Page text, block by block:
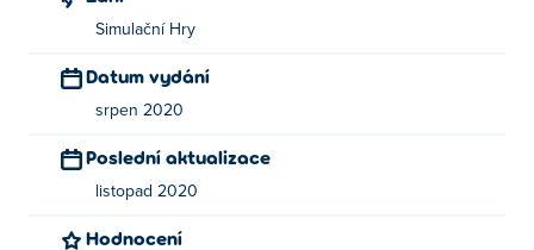
Simulační Hry
Datum vydání
srpen 2020
Poslední aktualizace
listopad 2020
Hodnocení